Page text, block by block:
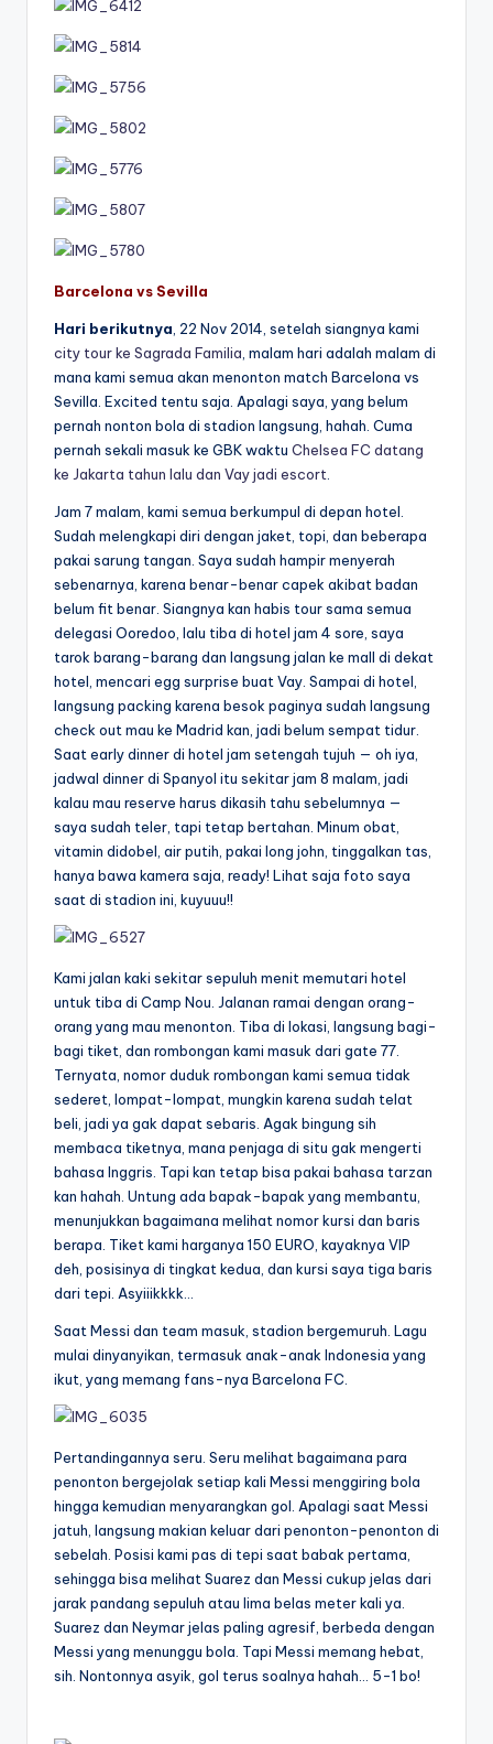
Barcelona vs Sevilla
Hari berikutnya, 22 Nov 2014, setelah siangnya kami
city tour ke Sagrada Familia, malam hari adalah malam di
mana kami semua akan menonton match Barcelona vs
Sevilla. Excited tentu saja. Apalagi saya, yang belum
pernah nonton bola di stadion langsung, hahah. Cuma
pernah sekali masuk ke GBK waktu Chelsea FC datang
ke Jakarta tahun lalu dan Vay jadi escort.
Jam 7 malam, kami semua berkumpul di depan hotel.
Sudah melengkapi diri dengan jaket, topi, dan beberapa
pakai sarung tangan. Saya sudah hampir menyerah
sebenarnya, karena benar-benar capek akibat badan
belum fit benar. Siangnya kan habis tour sama semua
delegasi Ooredoo, lalu tiba di hotel jam 4 sore, saya
tarok barang-barang dan langsung jalan ke mall di dekat
hotel, mencari egg surprise buat Vay. Sampai di hotel,
langsung packing karena besok paginya sudah langsung
check out mau ke Madrid kan, jadi belum sempat tidur.
Saat early dinner di hotel jam setengah tujuh — oh iya,
jadwal dinner di Spanyol itu sekitar jam 8 malam, jadi
kalau mau reserve harus dikasih tahu sebelumnya —
saya sudah teler, tapi tetap bertahan. Minum obat,
vitamin didobel, air putih, pakai long john, tinggalkan tas,
hanya bawa kamera saja, ready! Lihat saja foto saya
saat di stadion ini, kuyuuu!!
Kami jalan kaki sekitar sepuluh menit memutari hotel
untuk tiba di Camp Nou. Jalanan ramai dengan orang-
orang yang mau menonton. Tiba di lokasi, langsung bagi-
bagi tiket, dan rombongan kami masuk dari gate 77.
Ternyata, nomor duduk rombongan kami semua tidak
sederet, lompat-lompat, mungkin karena sudah telat
beli, jadi ya gak dapat sebaris. Agak bingung sih
membaca tiketnya, mana penjaga di situ gak mengerti
bahasa Inggris. Tapi kan tetap bisa pakai bahasa tarzan
kan hahah. Untung ada bapak-bapak yang membantu,
menunjukkan bagaimana melihat nomor kursi dan baris
berapa. Tiket kami harganya 150 EURO, kayaknya VIP
deh, posisinya di tingkat kedua, dan kursi saya tiga baris
dari tepi. Asyiiikkkk…
Saat Messi dan team masuk, stadion bergemuruh. Lagu
mulai dinyanyikan, termasuk anak-anak Indonesia yang
ikut, yang memang fans-nya Barcelona FC.
Pertandingannya seru. Seru melihat bagaimana para
penonton bergejolak setiap kali Messi menggiring bola
hingga kemudian menyarangkan gol. Apalagi saat Messi
jatuh, langsung makian keluar dari penonton-penonton di
sebelah. Posisi kami pas di tepi saat babak pertama,
sehingga bisa melihat Suarez dan Messi cukup jelas dari
jarak pandang sepuluh atau lima belas meter kali ya.
Suarez dan Neymar jelas paling agresif, berbeda dengan
Messi yang menunggu bola. Tapi Messi memang hebat,
sih. Nontonnya asyik, gol terus soalnya hahah… 5-1 bo!